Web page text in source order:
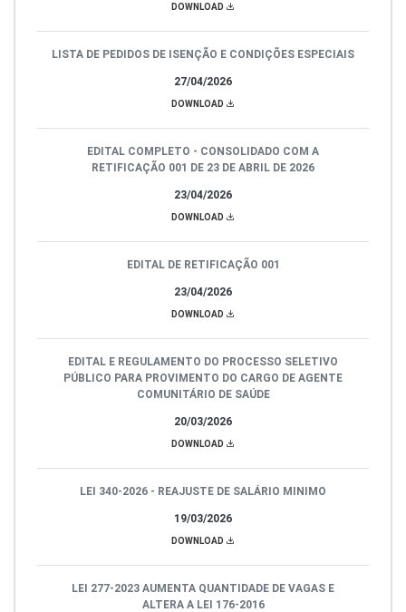
DOWNLOAD
27/04/2026
LISTA DE PEDIDOS DE ISENÇÃO E CONDIÇÕES ESPECIAIS
DOWNLOAD
23/04/2026
EDITAL COMPLETO - CONSOLIDADO COM A
RETIFICAÇÃO 001 DE 23 DE ABRIL DE 2026
DOWNLOAD
23/04/2026
EDITAL DE RETIFICAÇÃO 001
DOWNLOAD
20/03/2026
EDITAL E REGULAMENTO DO PROCESSO SELETIVO
PÚBLICO PARA PROVIMENTO DO CARGO DE AGENTE
COMUNITÁRIO DE SAÚDE
DOWNLOAD
19/03/2026
LEI 340-2026 - REAJUSTE DE SALÁRIO MINIMO
DOWNLOAD
LEI 277-2023 AUMENTA QUANTIDADE DE VAGAS E
ALTERA A LEI 176-2016